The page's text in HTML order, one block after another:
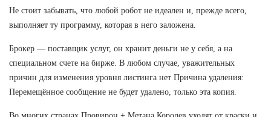
Не стоит забывать, что любой робот не идеален и, прежде всего,
выполняет ту программу, которая в него заложена.
Брокер — поставщик услуг, он хранит деньги не у себя, а на
специальном счете на бирже. В любом случае, уважительных
причин для изменения уровня листинга нет Причина удаления:
Перемещённое сообщение не будет удалено, только эта копия.